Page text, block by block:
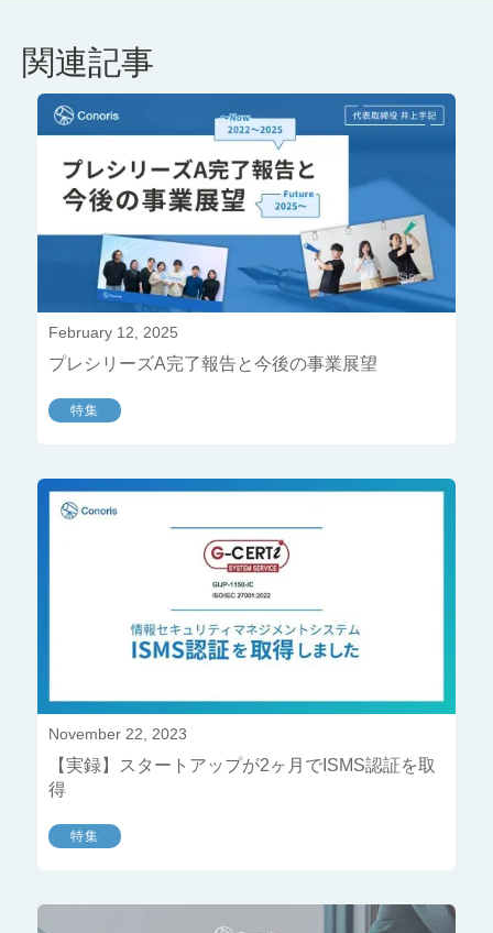
関連記事
February 12, 2025
プレシリーズA完了報告と今後の事業展望
特集
November 22, 2023
【実録】スタートアップが2ヶ月でISMS認証を取
得
特集